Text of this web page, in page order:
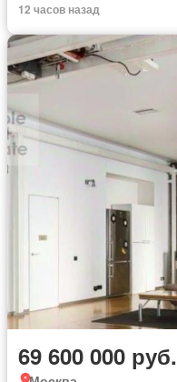
12 часов назад
69 600 000 руб.